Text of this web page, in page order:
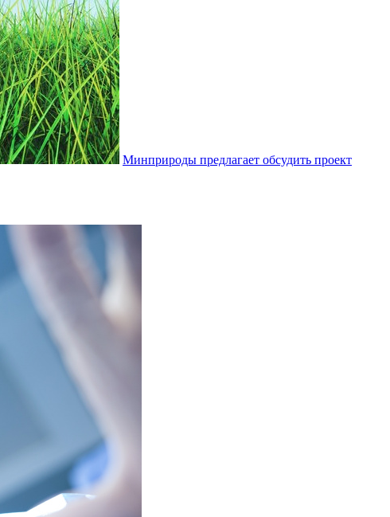
Минприроды предлагает обсудить проект